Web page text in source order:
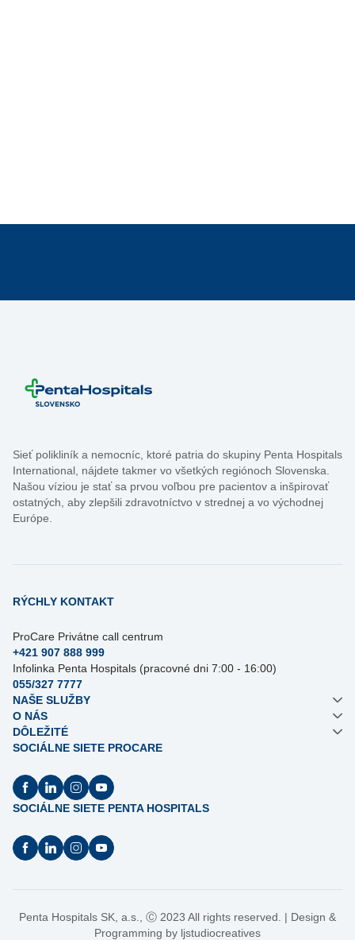
Sieť polikliník a nemocníc, ktoré patria do skupiny Penta Hospitals
International, nájdete takmer vo všetkých regiónoch Slovenska.
Našou víziou je stať sa prvou voľbou pre pacientov a inšpirovať
ostatných, aby zlepšili zdravotníctvo v strednej a vo východnej
Európe.
RÝCHLY KONTAKT
ProCare Privátne call centrum
+421 907 888 999
Infolinka Penta Hospitals (pracovné dni 7:00 - 16:00)
055/327 7777
NAŠE SLUŽBY
O NÁS
DÔLEŽITÉ
SOCIÁLNE SIETE PROCARE
SOCIÁLNE SIETE PENTA HOSPITALS
Penta Hospitals SK, a.s., Ⓒ 2023 All rights reserved. | Design &
Programming by ljstudiocreatives